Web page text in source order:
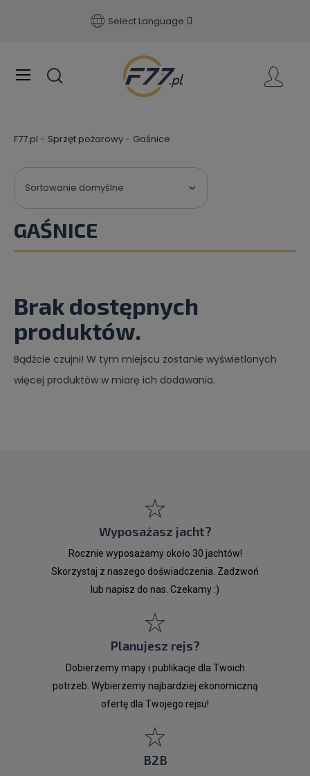
Select Language
F77.pl Sprzęt pożarowy Gaśnice
Sortowanie domyślne 
GAŚNICE
Brak dostępnych
produktów.
Bądźcie czujni! W tym miejscu zostanie wyświetlonych
więcej produktów w miarę ich dodawania.
Wyposażasz jacht?
Rocznie wyposażamy około 30 jachtów!
Skorzystaj z naszego doświadczenia. Zadzwoń
lub napisz do nas. Czekamy :)
Planujesz rejs?
Dobierzemy mapy i publikacje dla Twoich
potrzeb. Wybierzemy najbardziej ekonomiczną
ofertę dla Twojego rejsu!
B2B